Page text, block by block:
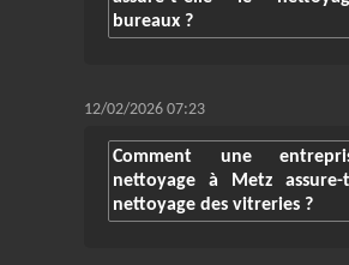
bureaux ?
12/02/2026 07:23
Comment une
nettoyage à Metz
nettoyage des vitreries ?